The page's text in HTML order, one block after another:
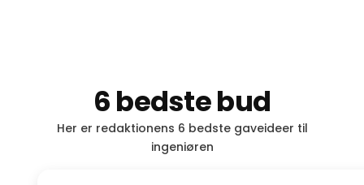
6 bedste bud
Her er redaktionens 6 bedste gaveideer til
ingeniøren